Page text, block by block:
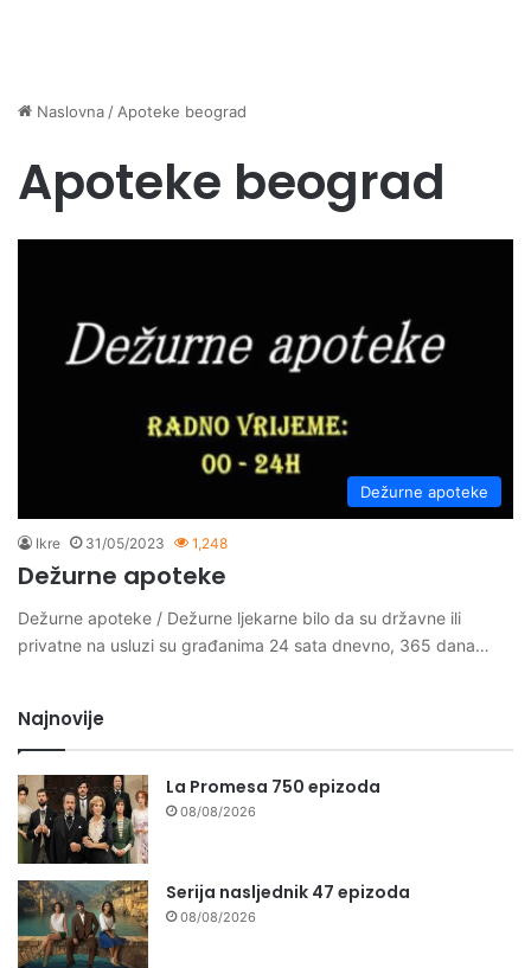
Naslovna / Apoteke beograd
Apoteke beograd
Dežurne apoteke
Ikre 31/05/2023 1,248
Dežurne apoteke
Dežurne apoteke / Dežurne ljekarne bilo da su državne ili
privatne na usluzi su građanima 24 sata dnevno, 365 dana…
Najnovije
La Promesa 750 epizoda
08/08/2026
Serija nasljednik 47 epizoda
08/08/2026